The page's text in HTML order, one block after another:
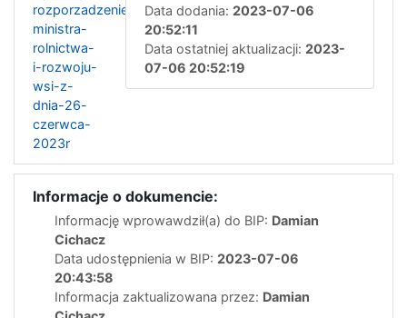
rozporzadzenie-
ministra-
rolnictwa-
i-rozwoju-
wsi-z-
dnia-26-
czerwca-
2023r
Data dodania: 2023-07-06
20:52:11
Data ostatniej aktualizacji: 2023-
07-06 20:52:19
Informacje o dokumencie:
Informację wprowawdził(a) do BIP: Damian
Cichacz
Data udostępnienia w BIP: 2023-07-06
20:43:58
Informacja zaktualizowana przez: Damian